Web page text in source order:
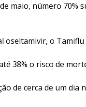
maio, número 70%
oseltamivir, o Tamiflu
38% o risco de
de cerca de um dia